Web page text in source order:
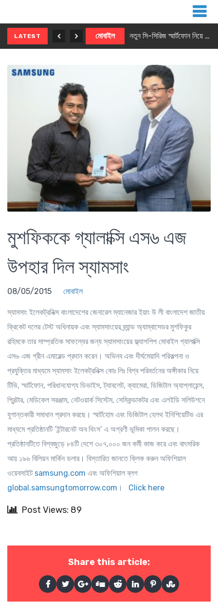
LATEST মোবাইল নতুন সি-সিরিজ স্মার্টফোন নিয়ে আসছে রিয়েলমি
মুশফিককে গ্যালাক্সি এস৬ এজ
উপহার দিল স্যামসাং
08/05/2015 মোবাইল
স্যামসাং ইলেকট্রনিক্স বাংলাদেশের জেনারেল ম্যানেজার ইয়াং উ লী বাংলাদেশ জাতীয়
ক্রিকেট দলের টেস্ট অধিনায়ক এবং স্যামসাংয়ের ব্র্যান্ড অ্যাম্বাসেডর মুশফিকুর
রহিমকে তার সাম্প্রতিক সাফল্যের জন্য স্যামসাংয়ের ফ্ল্যাগশিপ মোবাইল গ্যালাক্সি
এস৬ এজ গ্রীন এমারেল্ড প্রদান করেন। অভিনব এবং দীর্ঘমেয়াদি পরিকল্পনা ও
প্রযুক্তির মাধ্যমে স্যামসাং ইলেকট্রনিক্স কোঃ লিঃ বিশ্ব পরিবর্তনের অঙ্গীকার নিয়ে
টিভি, স্মার্টফোন, পরিধানযোগ্য ডিভাইস, ট্যাবলেট, ক্যামেরা, ডিজিটাল অ্যাপ্লায়েন্স,
প্রিন্টার, মেডিকেল সরঞ্জাম, নেটওয়ার্ক সিস্টেম, সেমিকন্ডাকটর এবং এলইডি সলিউশনে
যুগান্তকারী সমাধান প্রদান করছে। স্মার্টহোম এবং ডিজিটাল হেলথ ইনিশিয়েটিভ এর
মাধ্যমে প্রতিষ্ঠানটি ‘ইন্টারনেট অব থিংস’ এ অগ্রণী ভূমিকা পালন করছে।
প্রতিষ্ঠানটিতে বিশ্বজুড়ে ৮৪টি দেশে ৩০৭,০০০ জন কর্মী কাজ করে এবং বাৎসরিক
আয় ১৯৬ বিলিয়ন মার্কিন ডলার। বিস্তারিত জানতে ক্লিক করুন অফিশিয়াল
ওয়েবসাইট samsung.com এবং অফিশিয়াল ব্লগ
global.samsungtomorrow.com । Click here
Post Views: 89
Share this article: